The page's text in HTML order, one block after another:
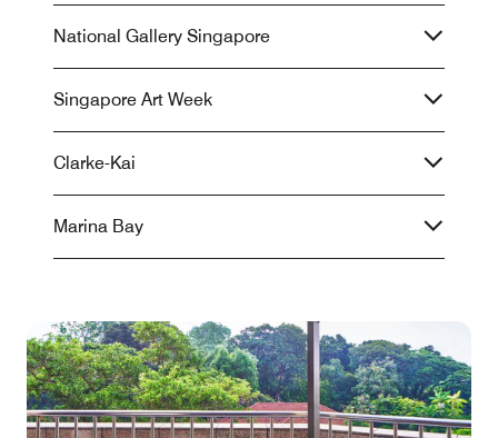
National Gallery Singapore
Singapore Art Week
Clarke-Kai
Marina Bay